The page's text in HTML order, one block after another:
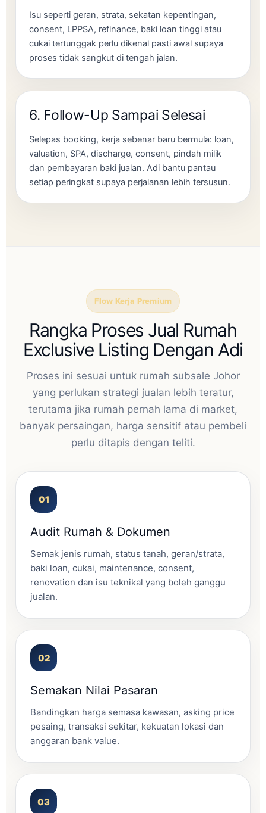
Isu seperti geran, strata, sekatan kepentingan,
consent, LPPSA, refinance, baki loan tinggi atau
cukai tertunggak perlu dikenal pasti awal supaya
proses tidak sangkut di tengah jalan.
6. Follow-Up Sampai Selesai
Selepas booking, kerja sebenar baru bermula: loan,
valuation, SPA, discharge, consent, pindah milik
dan pembayaran baki jualan. Adi bantu pantau
setiap peringkat supaya perjalanan lebih tersusun.
Flow Kerja Premium
Rangka Proses Jual Rumah
Exclusive Listing Dengan Adi
Proses ini sesuai untuk rumah subsale Johor
yang perlukan strategi jualan lebih teratur,
terutama jika rumah pernah lama di market,
banyak persaingan, harga sensitif atau pembeli
perlu ditapis dengan teliti.
Audit Rumah & Dokumen
Semak jenis rumah, status tanah, geran/strata,
baki loan, cukai, maintenance, consent,
renovation dan isu teknikal yang boleh ganggu
jualan.
Semakan Nilai Pasaran
Bandingkan harga semasa kawasan, asking price
pesaing, transaksi sekitar, kekuatan lokasi dan
anggaran bank value.